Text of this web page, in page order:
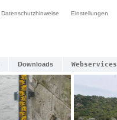
Datenschutzhinweise Einstellungen
Downloads Webservices